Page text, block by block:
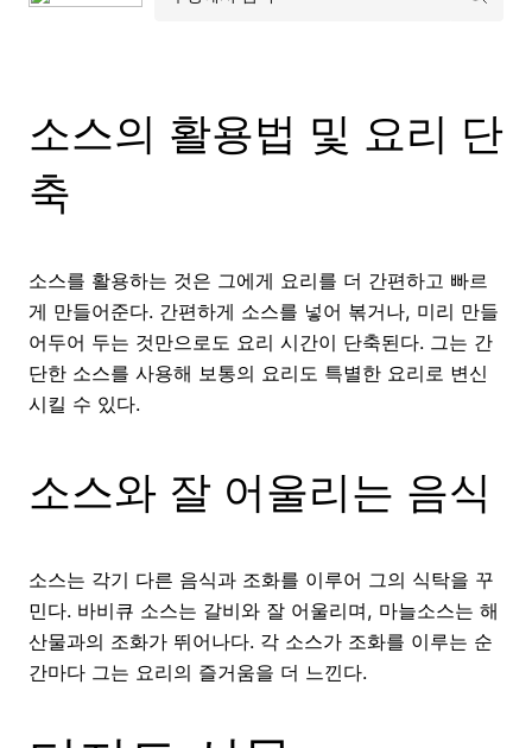
소스의 활용법 및 요리 단
축
소스를 활용하는 것은 그에게 요리를 더 간편하고 빠르
게 만들어준다. 간편하게 소스를 넣어 볶거나, 미리 만들
어두어 두는 것만으로도 요리 시간이 단축된다. 그는 간
단한 소스를 사용해 보통의 요리도 특별한 요리로 변신
시킬 수 있다.
소스와 잘 어울리는 음식
소스는 각기 다른 음식과 조화를 이루어 그의 식탁을 꾸
민다. 바비큐 소스는 갈비와 잘 어울리며, 마늘소스는 해
산물과의 조화가 뛰어나다. 각 소스가 조화를 이루는 순
간마다 그는 요리의 즐거움을 더 느낀다.